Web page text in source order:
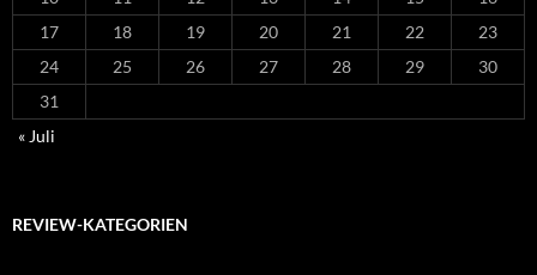
17
18 19 20 21 22
23
24
25 26 27 28 29
30
31
« Juli
REVIEW-KATEGORIEN